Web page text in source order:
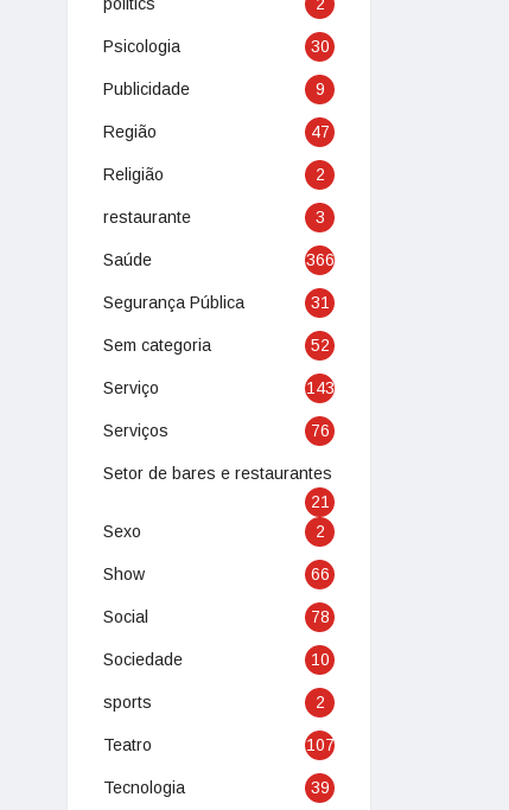
Psicologia 30
Publicidade 9
Região 47
Religião 2
restaurante 3
Saúde 366
Segurança Pública 31
Sem categoria 52
Serviço 143
Serviços 76
Setor de bares e restaurantes
21
Sexo
2
Show 66
Social 78
Sociedade 10
sports 2
Teatro 107
Tecnologia 39